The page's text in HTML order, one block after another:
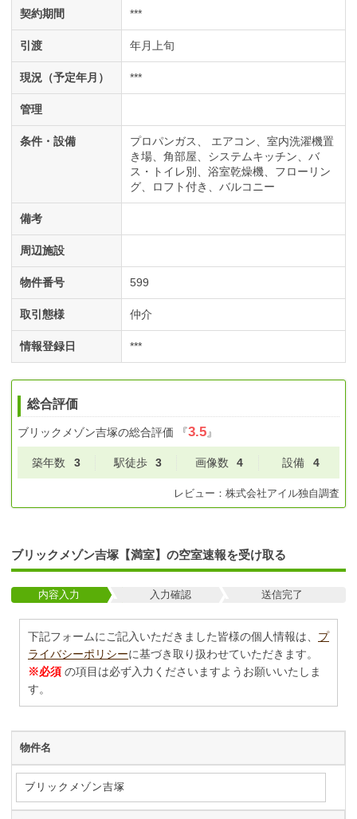
契約期間 ***
引渡 年月上旬
現況（予定年月） ***
管理
条件・設備 プロパンガス エアコン
室内洗濯機置
き場
角部屋 システムキッチン
バ
ス・トイレ別
浴室乾燥機
フローリン
グ
ロフト付き バルコニー
備考
周辺施設
物件番号 599
取引態様 仲介
情報登録日 ***
総合評価
ブリックメゾン吉塚の総合評価 『3.5』
築年数 3 駅徒歩 3 画像数 4 設備 4
レビュー： 株式会社アイル独自調査
ブリックメゾン吉塚【満室】の空室速報を受け取る
内容入力 入力確認 送信完了
下記フォームにご記入いただきました皆様の個人情報は、 プ
ライバシーポリシーに基づき取り扱わせていただきます。
※必須 の項目は必ず入力くださいますようお願いいたしま
す。
物件名